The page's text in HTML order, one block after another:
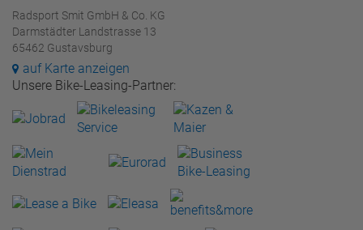
Radsport Smit GmbH & Co. KG
Darmstädter Landstrasse 13
65462 Gustavsburg
auf Karte anzeigen
Unsere Bike-Leasing-Partner: